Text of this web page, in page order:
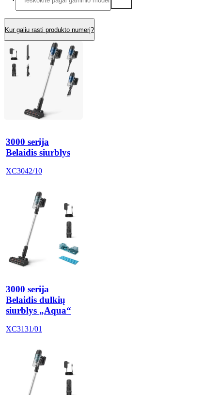
Kur galiu rasti produkto numerį?
3000 serija
Belaidis siurblys
XC3042/10
3000 serija
Belaidis dulkių
siurblys „Aqua“
XC3131/01